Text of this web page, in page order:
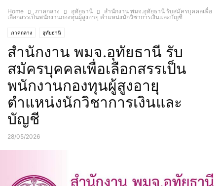
Home ภาคกลาง อุทัยธานี
สำนักงาน พมจ.อุทัยธานี รับสมัครบุคคลเพื่อ
เลือกสรรเป็นพนักงานกองทุนผู้สูงอายุ ตำแหน่งนักวิชาการเงินและบัญชี
ภาคกลาง อุทัยธานี
สำนักงาน พมจ.อุทัยธานี รับ
สมัครบุคคลเพื่อเลือกสรรเป็น
พนักงานกองทุนผู้สูงอายุ
ตำแหน่งนักวิชาการเงินและ
บัญชี
28/05/2026